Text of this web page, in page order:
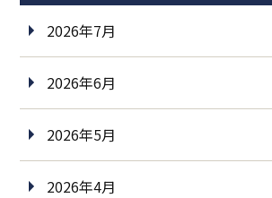
2026年7月
2026年6月
2026年5月
2026年4月